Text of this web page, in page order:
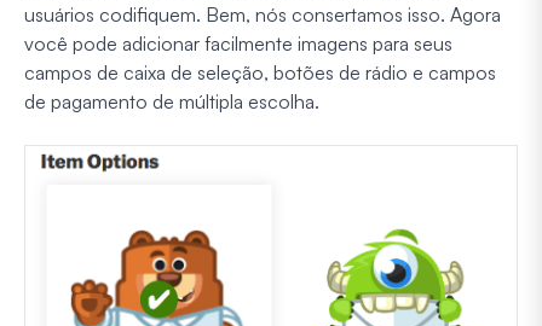
usuários codifiquem. Bem, nós consertamos isso. Agora
você pode adicionar facilmente imagens para seus
campos de caixa de seleção, botões de rádio e campos
de pagamento de múltipla escolha.